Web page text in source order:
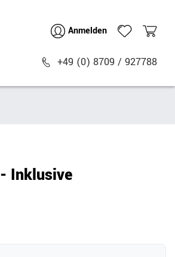
Anmelden
+49 (0) 8709 / 927788
Inklusive